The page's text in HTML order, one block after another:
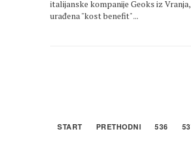
italijanske kompanije Geoks iz
urađena "kost benefit" ...
START PRETHODNI 536